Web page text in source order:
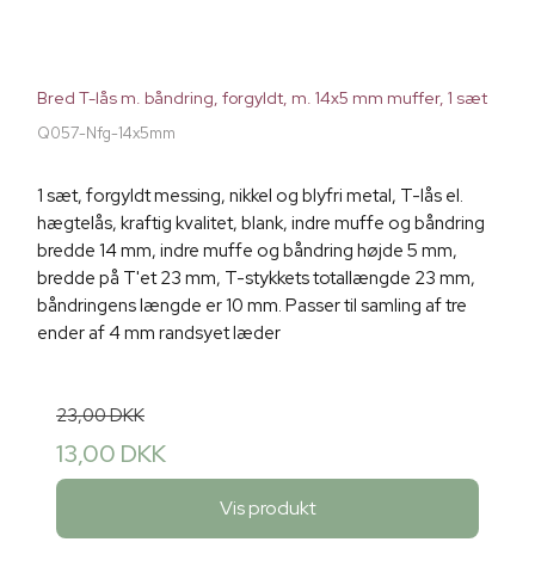
Bred T-lås m. båndring, forgyldt, m. 14x5 mm muffer, 1 sæt
Q057-Nfg-14x5mm
1 sæt, forgyldt messing, nikkel og blyfri metal, T-lås el.
hægtelås, kraftig kvalitet, blank, indre muffe og båndring
bredde 14 mm, indre muffe og båndring højde 5 mm,
bredde på T'et 23 mm, T-stykkets totallængde 23 mm,
båndringens længde er 10 mm. Passer til samling af tre
ender af 4 mm randsyet læder
23,00 DKK
13,00 DKK
Vis produkt